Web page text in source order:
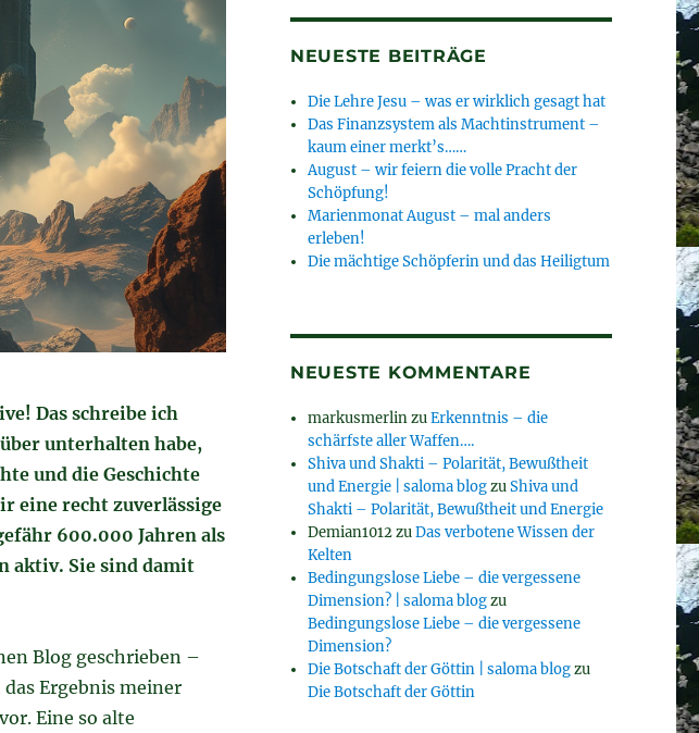
Das schreibe ich
unterhalten habe,
und die Geschichte
eine recht zuverlässige
600.000 Jahren als
aktiv. Sie sind damit
Blog geschrieben –
Ergebnis meiner
Eine so alte
NEUESTE BEITRÄGE
Die Lehre Jesu – was er wirklich gesagt hat
Das Finanzsystem als Machtinstrument –
kaum einer merkt’s……
August – wir feiern die volle Pracht der
Schöpfung!
Marienmonat August – mal anders
erleben!
Die mächtige Schöpferin und das Heiligtum
NEUESTE KOMMENTARE
markusmerlinzuErkenntnis – die
schärfste aller Waffen….
Shiva und Shakti – Polarität, Bewußtheit
und Energie | saloma blogzuShiva und
Shakti – Polarität, Bewußtheit und Energie
Demian1012zuDas verbotene Wissen der
Kelten
Bedingungslose Liebe – die vergessene
Dimension? | saloma blogzu
Bedingungslose Liebe – die vergessene
Dimension?
Die Botschaft der Göttin | saloma blogzu
Die Botschaft der Göttin